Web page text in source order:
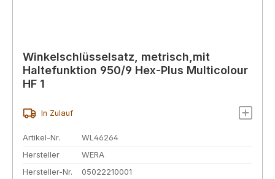
Winkelschlüsselsatz, metrisch,mit
Haltefunktion 950/9 Hex-Plus Multicolour
HF 1
In Zulauf
Artikel-Nr.
WL46264
Hersteller
WERA
Hersteller-Nr.
05022210001